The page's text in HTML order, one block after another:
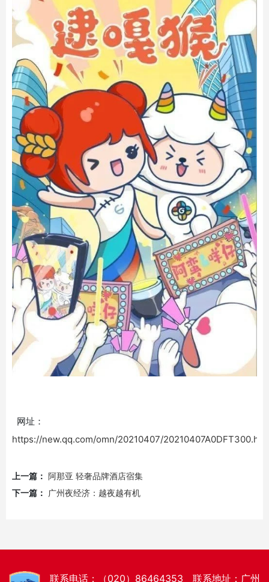
网址：
https://new.qq.com/omn/20210407/
上一篇： 阿那亚 轻奢品牌酒店宿集
下一篇：
广州夜经济：越夜越有机
联系电话：（020）86464353 联系地址：广州